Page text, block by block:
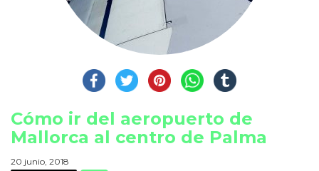
Cómo ir del aeropuerto de
Mallorca al centro de Palma
20 junio, 2018